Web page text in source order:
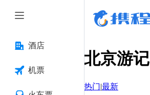
酒店
机票
北京游记
热门|最新